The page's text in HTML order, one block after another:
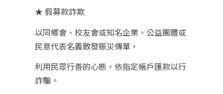
★ 假募款詐欺
以同鄉會、校友會或知名企業、公益團體或
民意代表名義散發賑災傳單，
利用民眾行善的心態，依指定帳戶匯款以行
詐騙。